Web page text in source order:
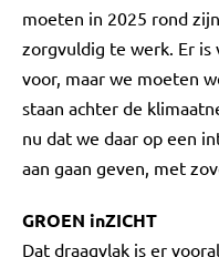
moeten in 2025 rond
zorgvuldig te werk. Er
voor, maar we moeten
staan achter de
nu dat we daar op een
aan gaan geven, met
GROEN inZICHT
Dat draagvlak is er